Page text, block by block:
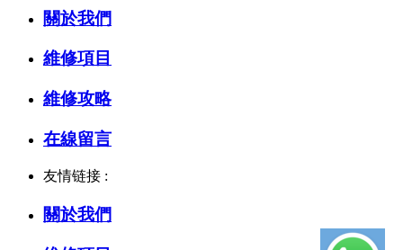
關於我們
維修項目
維修攻略
在線留言
友情链接 :
關於我們